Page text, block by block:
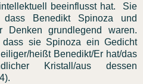
beeinflusst hat. Sie
Benedikt Spinoza und
Denken grundlegend waren.
dass sie Spinoza ein Gedicht
heißt Benedikt/Er hat/das
Kristall/aus dessen